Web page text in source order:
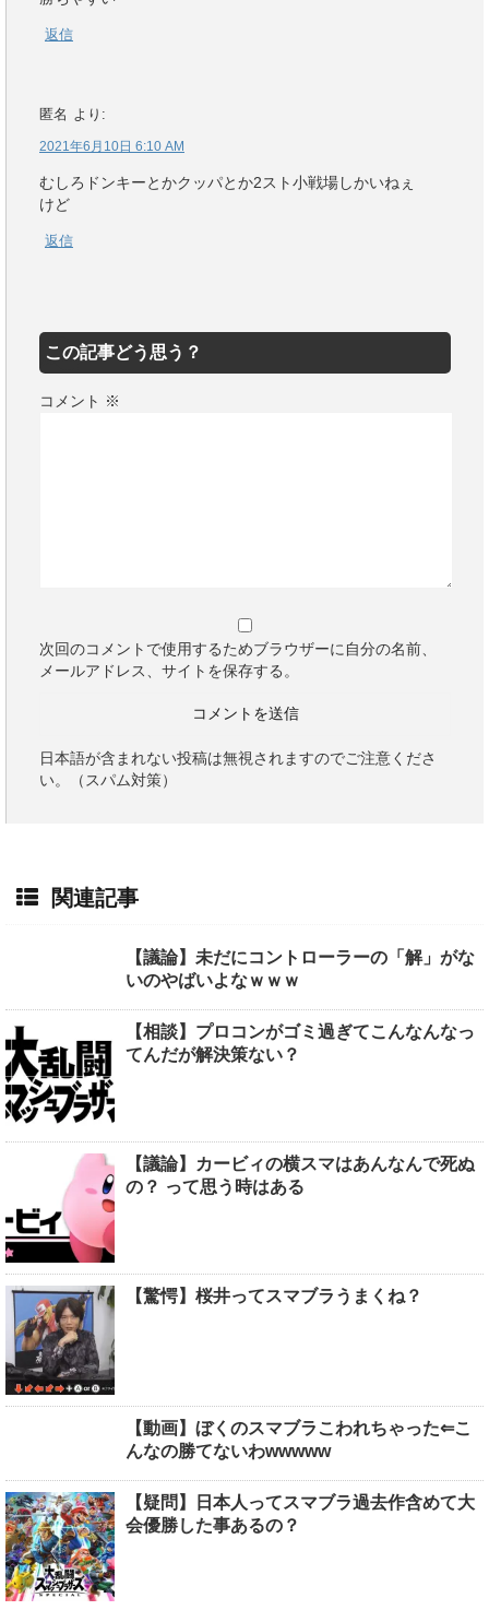
返信
匿名 より:
2021年6月10日 6:10 AM
むしろドンキーとかクッパとか2スト小戦場しかいねぇ
けど
返信
この記事どう思う？
コメント ※
次回のコメントで使用するためブラウザーに自分の名前、
メールアドレス、サイトを保存する。
日本語が含まれない投稿は無視されますのでご注意くださ
い。（スパム対策）
関連記事
【議論】未だにコントローラーの「解」がな
いのやばいよなｗｗｗ
【相談】プロコンがゴミ過ぎてこんなんなっ
てんだが解決策ない？
【議論】カービィの横スマはあんなんで死ぬ
の？ って思う時はある
【驚愕】桜井ってスマブラうまくね？
【動画】ぼくのスマブラこわれちゃった⇐こ
んなの勝てないわwwwww
【疑問】日本人ってスマブラ過去作含めて大
会優勝した事あるの？